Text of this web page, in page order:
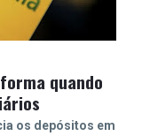
quando
os depósitos em